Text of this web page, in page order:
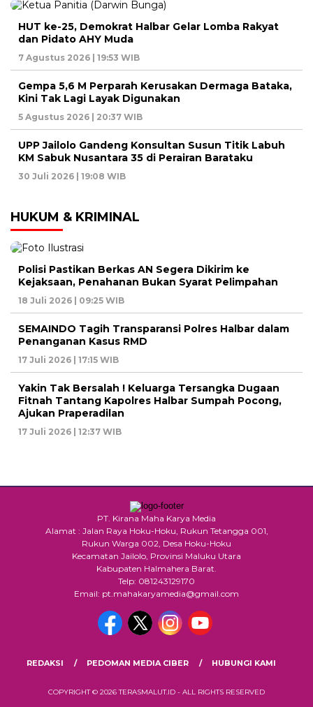
HUT ke-25, Demokrat Halbar Gelar Lomba Rakyat
dan Pidato AHY Muda
7 Agustus 2026 | 19:53 WIB
Gempa 5,6 M Perparah Kerusakan Dermaga Bataka,
Kini Tak Lagi Layak Digunakan
5 Agustus 2026 | 20:37 WIB
UPP Jailolo Gandeng Konsultan Susun Titik Labuh
KM Sabuk Nusantara 35 di Perairan Barataku
30 Juli 2026 | 19:08 WIB
HUKUM & KRIMINAL
Polisi Pastikan Berkas AN Segera Dikirim ke
Kejaksaan, Penahanan Bukan Syarat Pelimpahan
18 Juli 2026 | 09:25 WIB
SEMAINDO Tagih Transparansi Polres Halbar dalam
Penanganan Kasus RMD
17 Juli 2026 | 17:15 WIB
Yakin Tak Bersalah ! Keluarga Tersangka Dugaan
Fitnah Tantang Kapolres Halbar Sumpah Pocong,
Ajukan Praperadilan
17 Juli 2026 | 12:37 WIB
PT. Kirana Maha Karya Media
Alamat : Jalan Raya Hoku-Hoku, Rukun Tetangga 001,
Rukun Warga 002, Desa Hoku-Hoku
Kecamatan Jailolo, Provinsi Maluku Utara
Kabupaten Halmahera Barat.
Telp: 081243129170
Email: pt.mahakaryamedia@gmail.com
REDAKSI PEDOMAN MEDIA CIBER HUBUNGI KAMI
COPYRIGHT © 2026 TERASMALUT.ID - ALL RIGHTS RESERVED